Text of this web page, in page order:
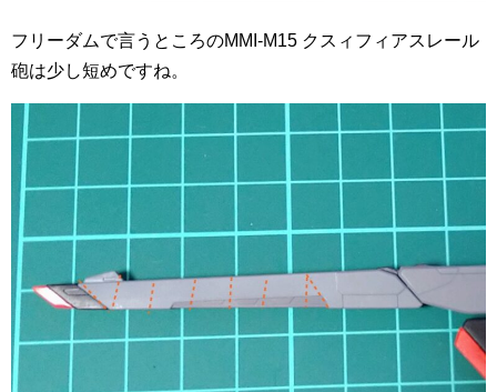
フリーダムで言うところのMMI-M15 クスィフィアスレール
砲は少し短めですね。